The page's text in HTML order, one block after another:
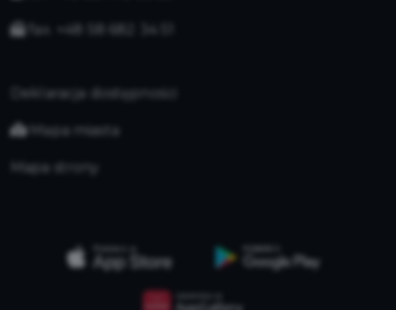
fax. +48 58 682 34 51
Deklaracja dostępności
Mapa miasta
Mapa strony